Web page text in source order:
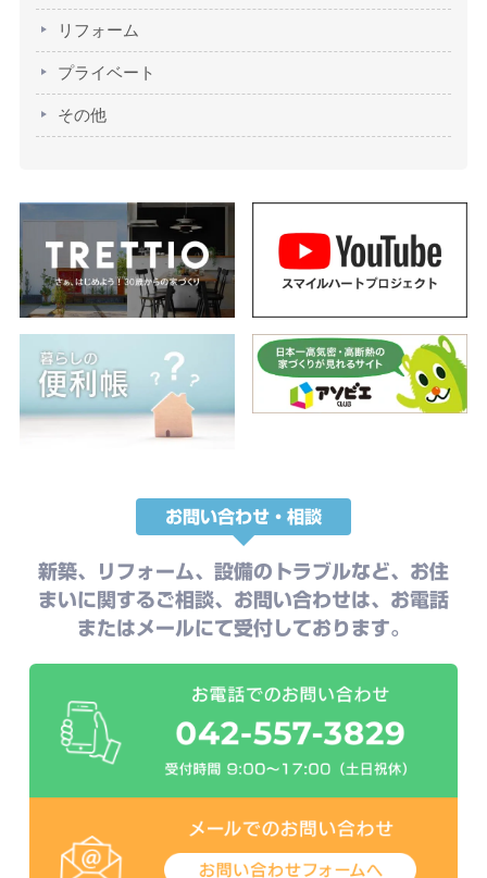
リフォーム
プライベート
その他
お問い合わせ・相談
新築、リフォーム、設備のトラブルなど、お住
まいに関するご相談、お問い合わせは、お電話
またはメールにて受付しております。